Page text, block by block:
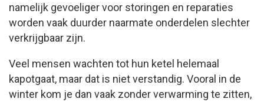
namelijk gevoeliger voor storingen en reparaties
worden vaak duurder naarmate onderdelen slechter
verkrijgbaar zijn.
Veel mensen wachten tot hun ketel helemaal
kapotgaat, maar dat is niet verstandig. Vooral in de
winter kom je dan vaak zonder verwarming te zitten,